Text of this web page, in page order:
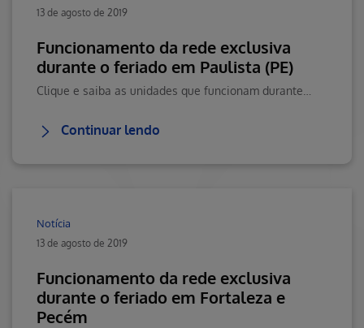
13 de agosto de 2019
Funcionamento da rede exclusiva
durante o feriado em Paulista (PE)
Continuar lendo
Notícia
13 de agosto de 2019
Funcionamento da rede exclusiva
durante o feriado em Fortaleza e
Pecém